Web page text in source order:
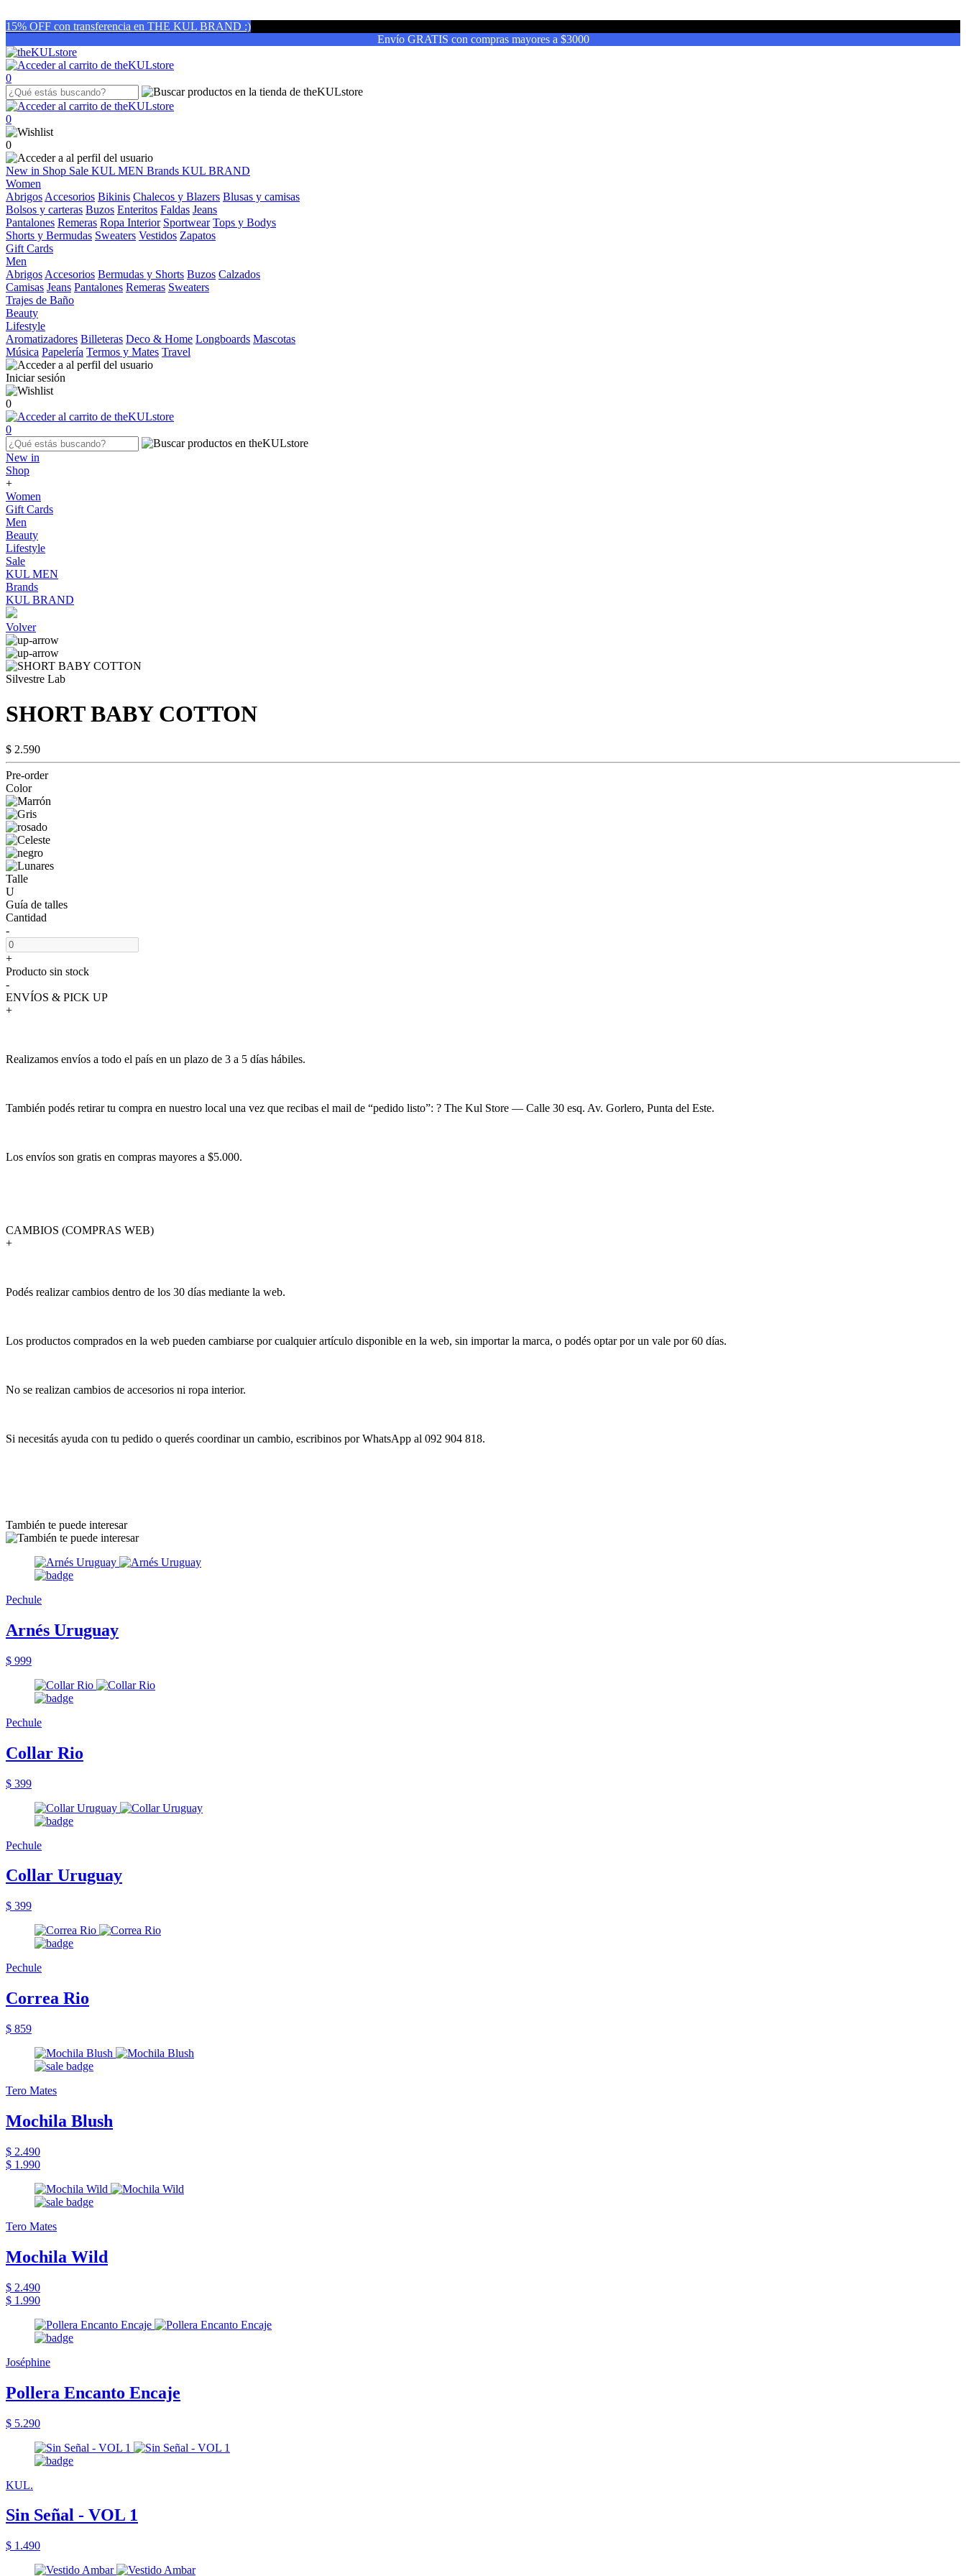
15% OFF con transferencia en THE KUL BRAND :)
Envío GRATIS con compras mayores a $3000
0
0
0
New in Shop Sale KUL MEN Brands KUL BRAND
Women
Abrigos Accesorios Bikinis Chalecos y Blazers Blusas y camisas
Bolsos y carteras Buzos Enteritos Faldas Jeans
Pantalones Remeras Ropa Interior Sportwear Tops y Bodys
Shorts y Bermudas Sweaters Vestidos Zapatos
Gift Cards
Men
Abrigos Accesorios Bermudas y Shorts Buzos Calzados
Camisas Jeans Pantalones Remeras Sweaters
Trajes de Baño
Beauty
Lifestyle
Aromatizadores Billeteras Deco & Home Longboards Mascotas
Música Papelería Termos y Mates Travel
Iniciar sesión
0
0
New in
Shop
+
Women
Gift Cards
Men
Beauty
Lifestyle
Sale
KUL MEN
Brands
KUL BRAND
Volver
Silvestre Lab
SHORT BABY COTTON
$ 2.590
Pre-order
Color
Talle
U
Guía de talles
Cantidad
-
+
Producto sin stock
-
ENVÍOS & PICK UP
+
Realizamos envíos a todo el país en un plazo de 3 a 5 días hábiles.
También podés retirar tu compra en nuestro local una vez que recibas el mail de “pedido listo”: ? The Kul Store — Calle 30 esq. Av. Gorlero, Punta del Este.
Los envíos son gratis en compras mayores a $5.000.
CAMBIOS (COMPRAS WEB)
+
Podés realizar cambios dentro de los 30 días mediante la web.
Los productos comprados en la web pueden cambiarse por cualquier artículo disponible en la web, sin importar la marca, o podés optar por un vale por 60 días.
No se realizan cambios de accesorios ni ropa interior.
Si necesitás ayuda con tu pedido o querés coordinar un cambio, escribinos por WhatsApp al 092 904 818.
También te puede interesar
Pechule
Arnés Uruguay
$ 999
Pechule
Collar Rio
$ 399
Pechule
Collar Uruguay
$ 399
Pechule
Correa Rio
$ 859
Tero Mates
Mochila Blush
$ 2.490
$ 1.990
Tero Mates
Mochila Wild
$ 2.490
$ 1.990
Joséphine
Pollera Encanto Encaje
$ 5.290
KUL.
Sin Señal - VOL 1
$ 1.490